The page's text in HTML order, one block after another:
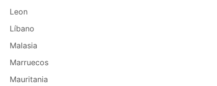
Leon
Líbano
Malasia
Marruecos
Mauritania